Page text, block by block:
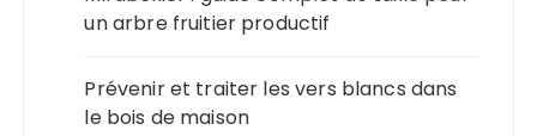
un arbre fruitier productif
Prévenir et traiter les vers blancs dans
le bois de maison